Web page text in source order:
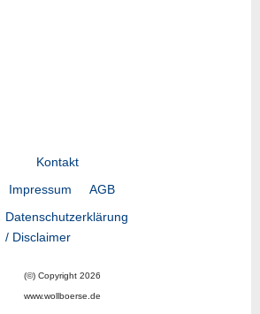
Kontakt
Impressum
AGB
Datenschutzerklärung
/ Disclaimer
(©) Copyright 2026
www.wollboerse.de